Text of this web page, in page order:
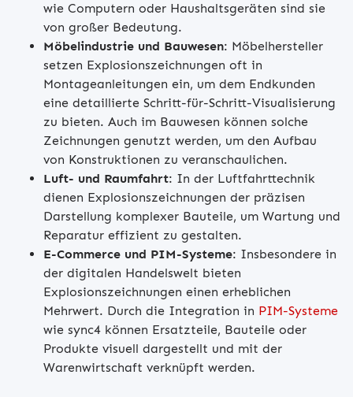
wie Computern oder Haushaltsgeräten sind sie
von großer Bedeutung.
Möbelindustrie und Bauwesen: Möbelhersteller
setzen Explosionszeichnungen oft in
Montageanleitungen ein, um dem Endkunden
eine detaillierte Schritt-für-Schritt-Visualisierung
zu bieten. Auch im Bauwesen können solche
Zeichnungen genutzt werden, um den Aufbau
von Konstruktionen zu veranschaulichen.
Luft- und Raumfahrt: In der Luftfahrttechnik
dienen Explosionszeichnungen der präzisen
Darstellung komplexer Bauteile, um Wartung und
Reparatur effizient zu gestalten.
E-Commerce und PIM-Systeme: Insbesondere in
der digitalen Handelswelt bieten
Explosionszeichnungen einen erheblichen
Mehrwert. Durch die Integration in PIM-Systeme
wie sync4 können Ersatzteile, Bauteile oder
Produkte visuell dargestellt und mit der
Warenwirtschaft verknüpft werden.